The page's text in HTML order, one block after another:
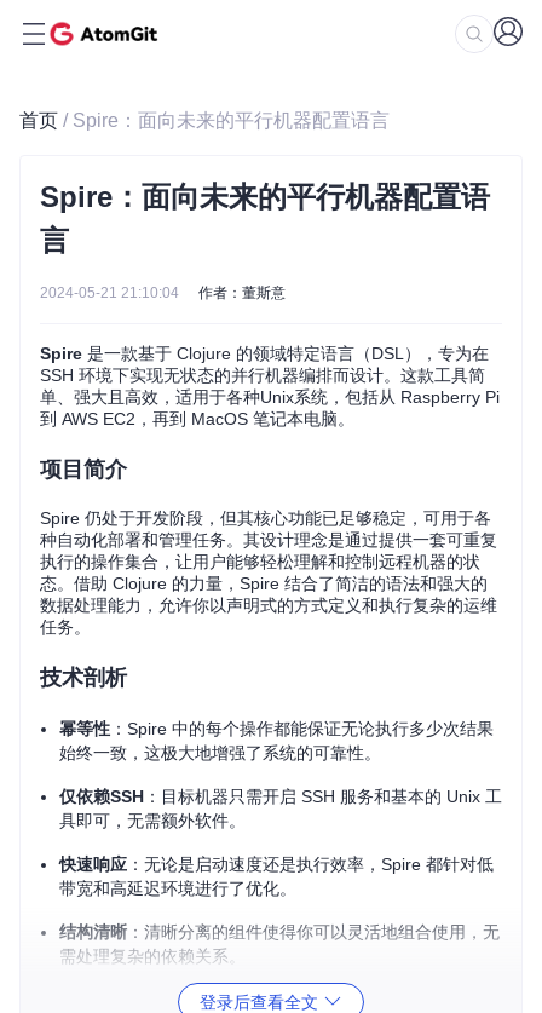
首页 / Spire：面向未来的平行机器配置语言
Spire：面向未来的平行机器配置语
言
2024-05-21 21:10:04 作者：董斯意
Spire 是一款基于 Clojure 的领域特定语言（DSL），专为在
SSH 环境下实现无状态的并行机器编排而设计。这款工具简
单、强大且高效，适用于各种Unix系统，包括从 Raspberry Pi
到 AWS EC2，再到 MacOS 笔记本电脑。
项目简介
Spire 仍处于开发阶段，但其核心功能已足够稳定，可用于各
种自动化部署和管理任务。其设计理念是通过提供一套可重复
执行的操作集合，让用户能够轻松理解和控制远程机器的状
态。借助 Clojure 的力量，Spire 结合了简洁的语法和强大的
数据处理能力，允许你以声明式的方式定义和执行复杂的运维
任务。
技术剖析
幂等性 ：Spire 中的每个操作都能保证无论执行多少次结果
始终一致，这极大地增强了系统的可靠性。
仅依赖SSH ：目标机器只需开启 SSH 服务和基本的 Unix 工
具即可，无需额外软件。
快速响应 ：无论是启动速度还是执行效率，Spire 都针对低
带宽和高延迟环境进行了优化。
结构清晰 ：清晰分离的组件使得你可以灵活地组合使用，无
需处理复杂的依赖关系。
：按照预设顺序执行操作，而非构建复杂的执行
登录后查看全文